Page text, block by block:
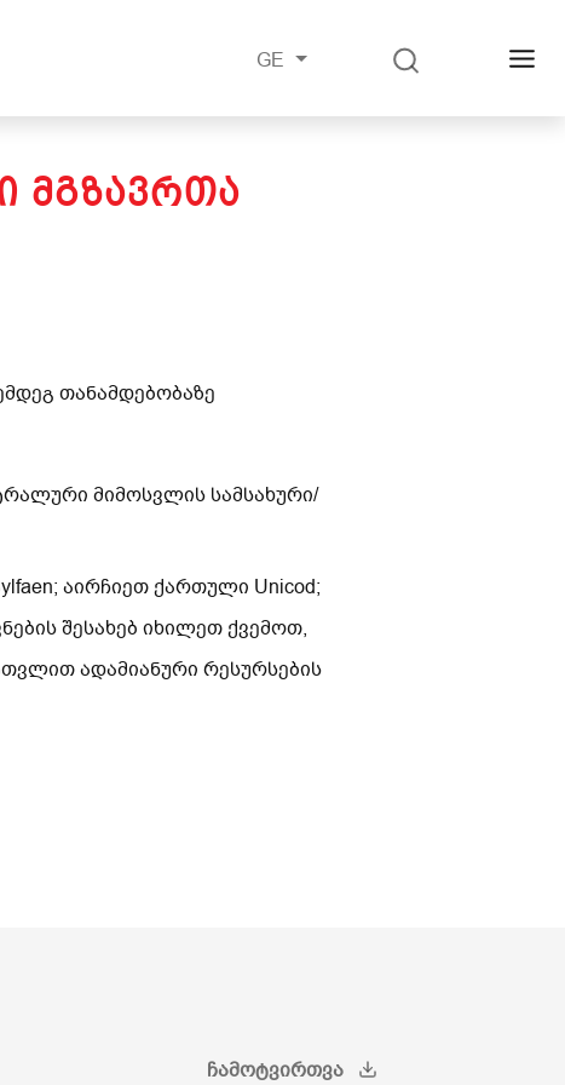
GE
ᲛᲒᲖᲐᲕᲠᲗᲐ
თანამდებობაზე
მიმოსვლის სამსახური/
აირჩიეთ ქართული Unicod;
შესახებ იხილეთ ქვემოთ,
ადამიანური რესურსების
ᲩᲐᲛᲝᲢᲕᲘᲠᲗᲕᲐ